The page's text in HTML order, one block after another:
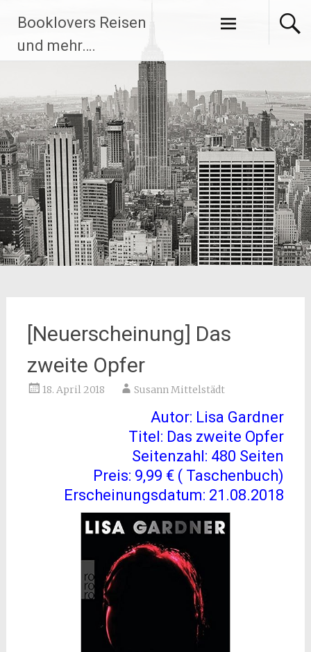
Inhalt
springen
Booklovers Reisen
und mehr….
[Neuerscheinung] Das
zweite Opfer
18. April 2018 Susann Mittelstädt
Autor: Lisa Gardner
Titel: Das zweite Opfer
Seitenzahl: 480 Seiten
Preis: 9,99 € ( Taschenbuch)
Erscheinungsdatum: 21.08.2018